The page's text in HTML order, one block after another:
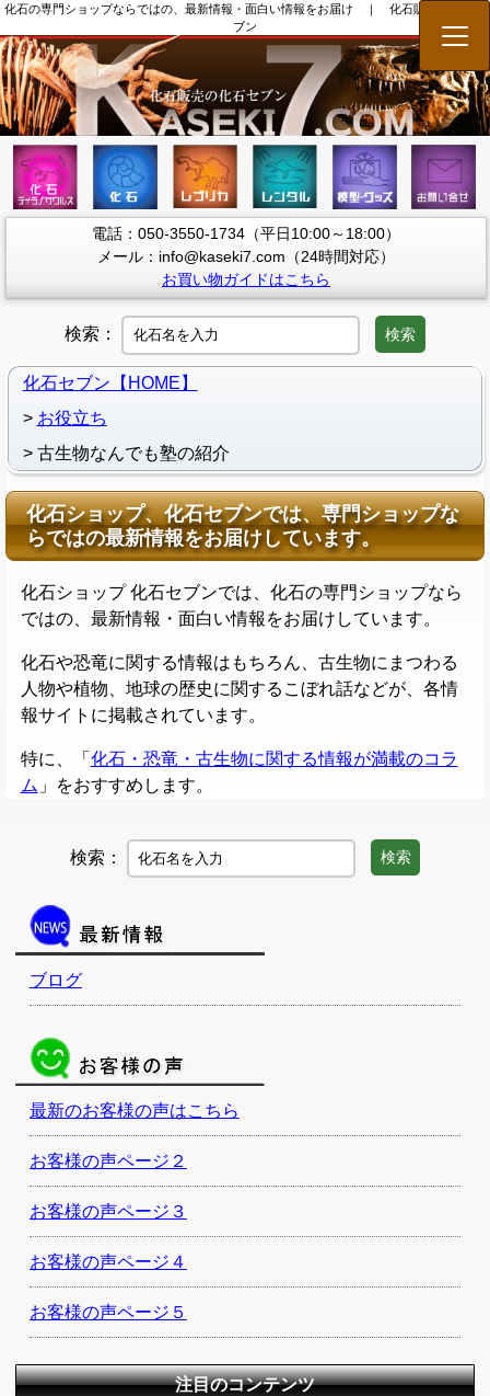
化石の専門ショップならではの、最新情報・面白い情報をお届け ｜ 化石販売の化石セ
ブン
メ
電話：050-3550-1734（平日10:00～18:00）
メール：info@kaseki7.com（24時間対応）
お買い物ガイドはこちら
検索： 検索
化石セブン【HOME】
お役立ち
古生物なんでも塾の紹介
化石ショップ、化石セブンでは、専門ショップな
らではの最新情報をお届けしています。
化石ショップ 化石セブンでは、化石の専門ショップなら
ではの、最新情報・面白い情報をお届けしています。
化石や恐竜に関する情報はもちろん、古生物にまつわる
人物や植物、地球の歴史に関するこぼれ話などが、各情
報サイトに掲載されています。
特に、「 化石・恐竜・古生物に関する情報が満載のコラ
ム 」をおすすめします。
検索： 検索
ブログ
最新のお客様の声はこちら
お客様の声ページ２
お客様の声ページ３
お客様の声ページ４
お客様の声ページ５
注目のコンテンツ